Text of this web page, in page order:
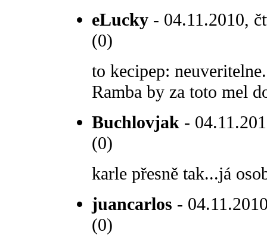
eLucky - 04.11.2010,
(0)
to kecipep:
Ramba by za toto mel
Buchlovjak -
(0)
karle přesně tak...já
juancarlos -
(0)